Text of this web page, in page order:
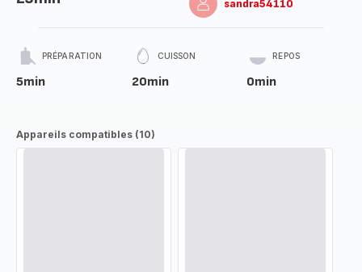
sandra54110
PRÉPARATION
5min
CUISSON
20min
REPOS
0min
Appareils compatibles (10)